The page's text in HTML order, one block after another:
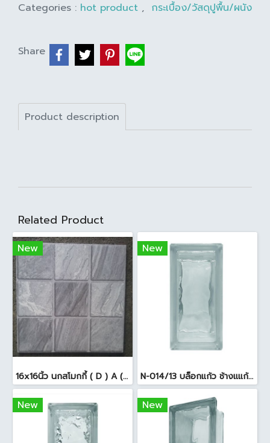
Categories : hot product , กระเบื้อง/วัสดุปูพื้น/ผนัง
Share
Product description
Related Product
New
16x16นิ้ว นกสโมกกี้ ( D ) A (Pack6)
New
N-014/13 บล็อกแก้ว ช้างแแก้ว WOW หยาดเพชร ( 24x11.5x8 cm.)
New New